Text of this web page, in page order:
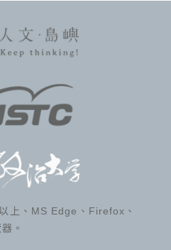
上、MS Edge、Firefox、
。